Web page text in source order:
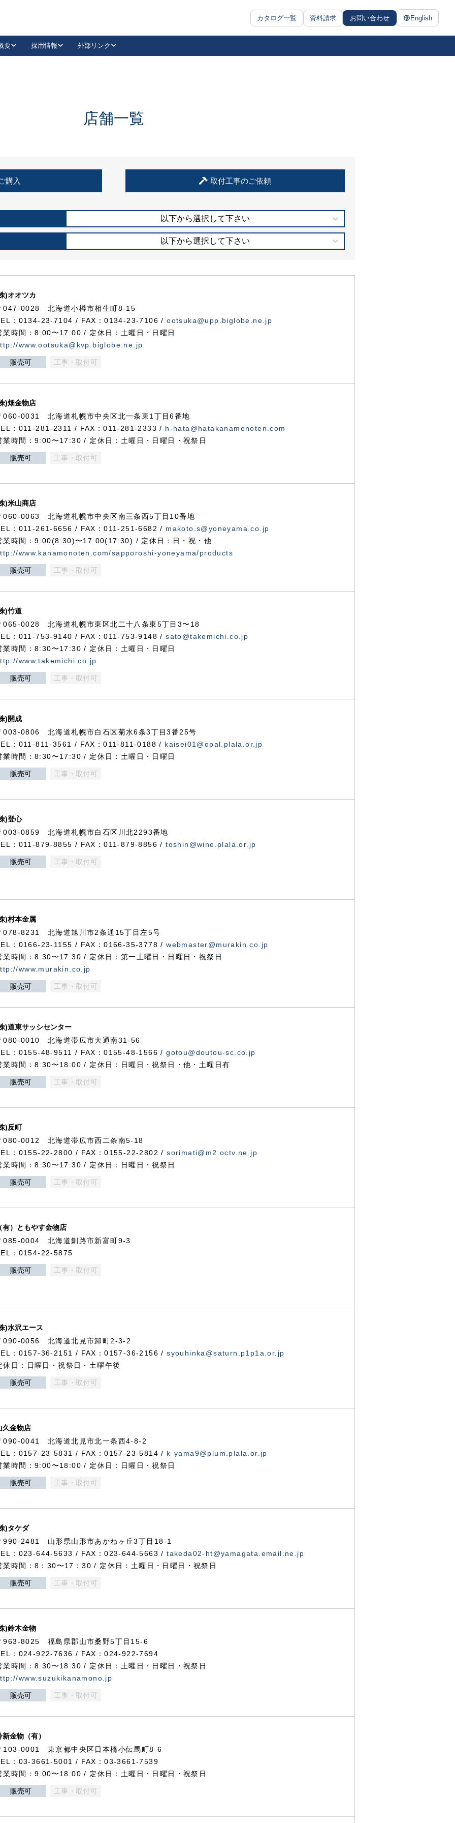
カタログ一覧 資料請求 お問い合わせ English
抗ウイルス・抗菌製品
要 採用情報 外部リンク
LinkedIn
住宅使用部材標準化推進協議会
店舗一覧
購入 取付工事のご依頼
以下から選択して下さい
以下から選択して下さい
)オオツカ
047-0028 北海道小樽市相生町8-15
：0134-23-7104 / FAX：0134-23-7106 /ootsuka@upp.biglobe.ne.jp
業時間：8:00〜17:00 / 定休日：土曜日・日曜日
www.ootsuka@kvp.biglobe.ne.jp
販売可 工事・取付可
)畑金物店
060-0031 北海道札幌市中央区北一条東1丁目6番地
：011-281-2311 / FAX：011-281-2333 / h-hata@hatakanamonoten.com
業時間：9:00〜17:30 / 定休日：土曜日・日曜日・祝祭日
販売可 工事・取付可
)米山商店
060-0063 北海道札幌市中央区南三条西5丁目10番地
：011-261-6656 / FAX：011-251-6682 / makoto.s@yoneyama.co.jp
業時間：9:00(8:30)〜17:00(17:30) / 定休日：日・祝・他
www.kanamonoten.com/sapporoshi-yoneyama/products
販売可 工事・取付可
)竹道
065-0028 北海道札幌市東区北二十八条東5丁目3〜18
：011-753-9140 / FAX：011-753-9148 /sato@takemichi.co.jp
業時間：8:30〜17:30 / 定休日：土曜日・日曜日
www.takemichi.co.jp
販売可 工事・取付可
)開成
003-0806 北海道札幌市白石区菊水6条3丁目3番25号
：011-811-3561 / FAX：011-811-0188 / kaisei01@opal.plala.or.jp
業時間：8:30〜17:30 / 定休日：土曜日・日曜日
販売可 工事・取付可
)登心
003-0859 北海道札幌市白石区川北2293番地
：011-879-8855 / FAX：011-879-8856 /toshin@wine.plala.or.jp
販売可 工事・取付可
)村本金属
078-8231 北海道旭川市2条通15丁目左5号
：0166-23-1155 / FAX：0166-35-3778 /webmaster@murakin.co.jp
業時間：8:30〜17:30 / 定休日：第一土曜日・日曜日・祝祭日
www.murakin.co.jp
販売可 工事・取付可
)道東サッシセンター
080-0010 北海道帯広市大通南31-56
：0155-48-9511 / FAX：0155-48-1566 /gotou@doutou-sc.co.jp
業時間：8:30〜18:00 / 定休日：日曜日・祝祭日・他・土曜日有
販売可 工事・取付可
)反町
080-0012 北海道帯広市西二条南5-18
：0155-22-2800 / FAX：0155-22-2802 /sorimati@m2.octv.ne.jp
業時間：8:30〜17:30 / 定休日：日曜日・祝祭日
販売可 工事・取付可
有）ともやす金物店
085-0004 北海道釧路市新富町9-3
：0154-22-5875
販売可 工事・取付可
)水沢エース
090-0056 北海道北見市卸町2-3-2
：0157-36-2151 / FAX：0157-36-2156 /syouhinka@saturn.p1p1a.or.jp
休日：日曜日・祝祭日・土曜午後
販売可 工事・取付可
久金物店
090-0041 北海道北見市北一条西4-8-2
：0157-23-5831 / FAX：0157-23-5814 / k-yama9@plum.plala.or.jp
業時間：9:00〜18:00 / 定休日：日曜日・祝祭日
販売可 工事・取付可
)タケダ
990-2481 山形県山形市あかねヶ丘3丁目18-1
：023-644-5633 / FAX：023-644-5663 /takeda02-ht@yamagata.email.ne.jp
業時間：8：30〜17：30 / 定休日：土曜日・日曜日・祝祭日
販売可 工事・取付可
)鈴木金物
963-8025 福島県郡山市桑野5丁目15-6
：024-922-7636 / FAX：024-922-7694
業時間：8:30〜18:30 / 定休日：土曜日・日曜日・祝祭日
www.suzukikanamono.jp
販売可 工事・取付可
新金物（有）
103-0001 東京都中央区日本橋小伝馬町8-6
：03-3661-5001 / FAX：03-3661-7539
業時間：9:00〜18:00 / 定休日：土曜日・日曜日・祝祭日
販売可 工事・取付可